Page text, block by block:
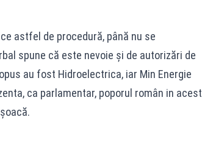
astfel de procedură, până nu se
spune că este nevoie și de autorizări de
au fost Hidroelectrica, iar Min Energie
ca parlamentar, poporul român in acest